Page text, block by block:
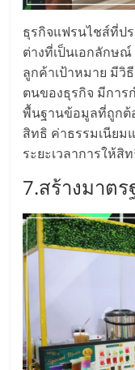
ธุรกิจแฟรนไชส์ที่ป
ต่างที่เป็นเอกลักษ
ลูกค้าเป้าหมาย มีวิ
ตนของธุรกิจ มีกา
พื้นฐานข้อมูลที่ถูกต้
สิทธิ ค่าธรรมเนีย
ระยะเวลาการให้สิ
7.สร้างมาต